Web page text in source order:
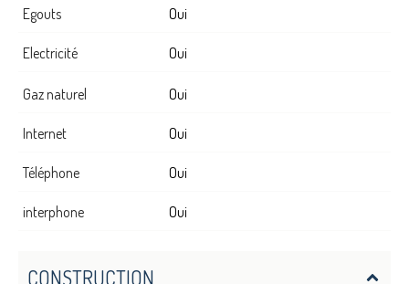
Egouts Oui
Electricité Oui
Gaz naturel Oui
Internet Oui
Téléphone Oui
interphone Oui
CONSTRUCTION